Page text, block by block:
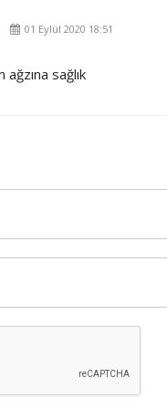
01 Eylül 2020 18:51
sağlık